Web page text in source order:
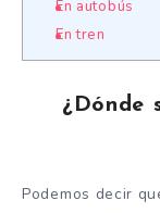
En autobús
En tren
¿Dónde
Podemos decir